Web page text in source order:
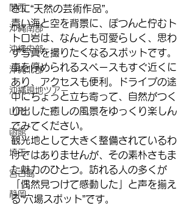
関西
沖縄南部
沖縄中部
沖縄北部
沖縄現地ツアー
山形
函館
埼玉
宮古島
静岡
さに“天然の芸術作品”。
青い海と空を背景に、ぽつんと佇むト
トロ岩は、なんとも可愛らしく、思わ
ず写真を撮りたくなるスポットです。
車を停められるスペースもすぐ近くに
あり、アクセスも便利。ドライブの途
中にちょっと立ち寄って、自然がつく
り出した癒しの風景をゆっくり楽しん
でみてください。
観光地として大きく整備されているわ
けではありませんが、その素朴さもま
た魅力のひとつ。訪れる人の多くが
「偶然見つけて感動した」と声を揃え
る“穴場スポット”です。